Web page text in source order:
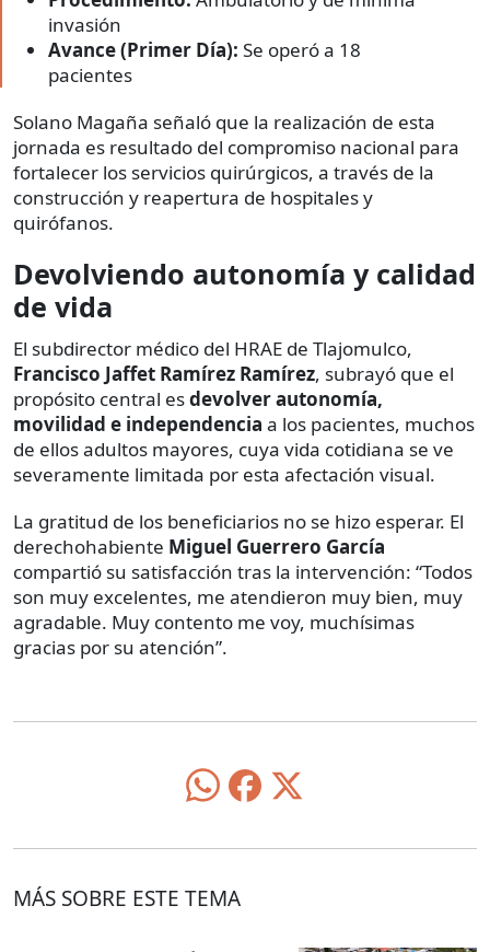
invasión
Avance (Primer Día): Se operó a 18
pacientes
Solano Magaña señaló que la realización de esta
jornada es resultado del compromiso nacional para
fortalecer los servicios quirúrgicos, a través de la
construcción y reapertura de hospitales y
quirófanos.
Devolviendo autonomía y calidad
de vida
El subdirector médico del HRAE de Tlajomulco,
Francisco Jaffet Ramírez Ramírez, subrayó que el
propósito central esdevolver autonomía,
movilidad e independencia a los pacientes, muchos
de ellos adultos mayores, cuya vida cotidiana se ve
severamente limitada por esta afectación visual.
La gratitud de los beneficiarios no se hizo esperar. El
derechohabiente Miguel Guerrero García
compartió su satisfacción tras la intervención: “Todos
son muy excelentes, me atendieron muy bien, muy
agradable. Muy contento me voy, muchísimas
gracias por su atención”.
MÁS SOBRE ESTE TEMA